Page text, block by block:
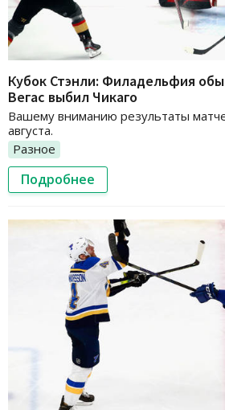
Кубок Стэнли: Филадельфия
Вегас выбил Чикаго
Вашему вниманию результаты
августа.
Разное
Подробнее